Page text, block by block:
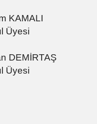
KAMALI
Üyesi
DEMİRTAŞ
Üyesi